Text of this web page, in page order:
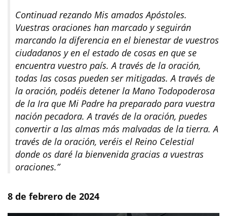
Continuad rezando Mis amados Apóstoles.
Vuestras oraciones han marcado y seguirán
marcando la diferencia en el bienestar de vuestros
ciudadanos y en el estado de cosas en que se
encuentra vuestro país. A través de la oración,
todas las cosas pueden ser mitigadas. A través de
la oración, podéis detener la Mano Todopoderosa
de la Ira que Mi Padre ha preparado para vuestra
nación pecadora. A través de la oración, puedes
convertir a las almas más malvadas de la tierra. A
través de la oración, veréis el Reino Celestial
donde os daré la bienvenida gracias a vuestras
oraciones.”
8 de febrero de 2024